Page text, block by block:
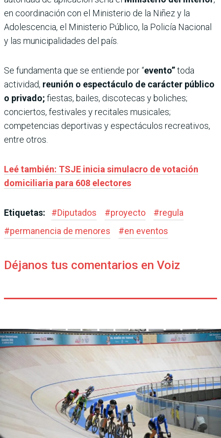
en coordinación con el Ministerio de la Niñez y la
Adolescencia, el Ministerio Público, la Policía Nacional
y las municipalidades del país.
Se fundamenta que se entiende por “evento”toda
actividad, reunión o espectáculo de carácter público
o privado; fiestas, bailes, discotecas y boliches;
conciertos, festivales y recitales musicales;
competencias deportivas y espectáculos recreativos,
entre otros.
Leé también: TSJE inicia simulacro de votación
domiciliaria para 608 electores
Etiquetas: #Diputados #proyecto #regula
#permanencia de menores #en eventos
Déjanos tus comentarios en Voiz